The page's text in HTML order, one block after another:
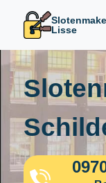
Lisse